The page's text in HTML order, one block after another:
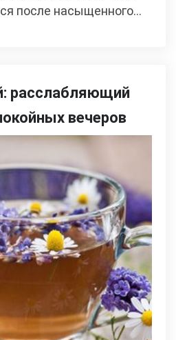
после насыщенного…
расслабляющий
вечеров